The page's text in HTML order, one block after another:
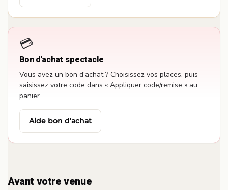
💳
Bon d'achat spectacle
Vous avez un bon d'achat ? Choisissez vos places, puis
saisissez votre code dans « Appliquer code/remise » au
panier.
Aide bon d'achat
Avant votre venue